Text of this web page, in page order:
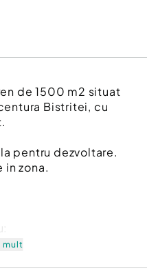
de 1500 m2 situat
Bistritei, cu
pentru dezvoltare.
zona.
mult